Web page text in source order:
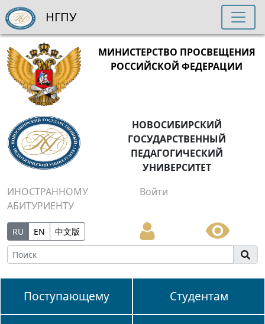
МИНИСТЕРСТВО ПРОСВЕЩЕНИЯ
РОССИЙСКОЙ ФЕДЕРАЦИИ
НОВОСИБИРСКИЙ
ГОСУДАРСТВЕННЫЙ
ПЕДАГОГИЧЕСКИЙ
УНИВЕРСИТЕТ
ИНОСТРАННОМУ
АБИТУРИЕНТУ
Войти
RU EN 中文版
Поступающему Студентам
НГПУ